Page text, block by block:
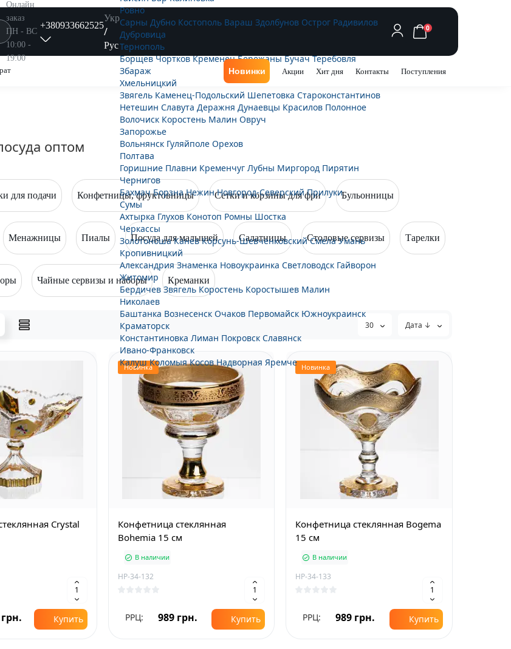
Онлайн
заказ
ПН - ВС
10:00 -
19:00
+380933662525
Укр
/
Рус
Ровно
Сарны Дубно Костополь Вараш Здолбунов Острог Радивилов
Дубровица
Тернополь
Борщёв Чортков Кременец Бережаны Бучач Теребовля
Збараж
Хмельницкий
Звягель Каменец-Подольский Шепетовка Староконстантинов
Нетешин Славута Деражня Дунаевцы Красилов Полонное
Волочиск Коростень Малин Овруч
Запорожье
Вольнянск Гуляйполе Орехов
Полтава
Горишние Плавни Кременчуг Лубны Миргород Пирятин
Чернигов
Бахмач Борзна Нежин Новгород-Северский Прилуки
Сумы
Ахтырка Глухов Конотоп Ромны Шостка
Черкассы
Золотоноша Канев Корсунь-Шевченковский Смела Умань
Кропивницкий
Александрия Знаменка Новоукраинка Светловодск Гайворон
Житомир
Бердичев Звягель Коростень Коростышев Малин
Николаев
Баштанка Вознесенск Очаков Первомайск Южноукраинск
Краматорск
Константиновка Лиман Покровск Славянск
Ивано-Франковск
Калуш Коломыя Косов Надворная Яремче
0
Новинки Акции Хит дня Контакты Поступления
оптом
для подачи Конфетницы, фруктовницы Сетки и корзины для фри Бульонницы
Менажницы Пиалы Посуда для малышей Салатницы Столовые сервизы Тарелки
Чайные сервизы и наборы Креманки
30 Дата ↓
Crystal
Купить
Новинка
Конфетница стеклянная
Bohemia 15 см
В наличии
HP-34-132
РРЦ: 989 грн. Купить
Новинка
Конфетница стеклянная Bogema
15 см
В наличии
HP-34-133
РРЦ: 989 грн. Купить